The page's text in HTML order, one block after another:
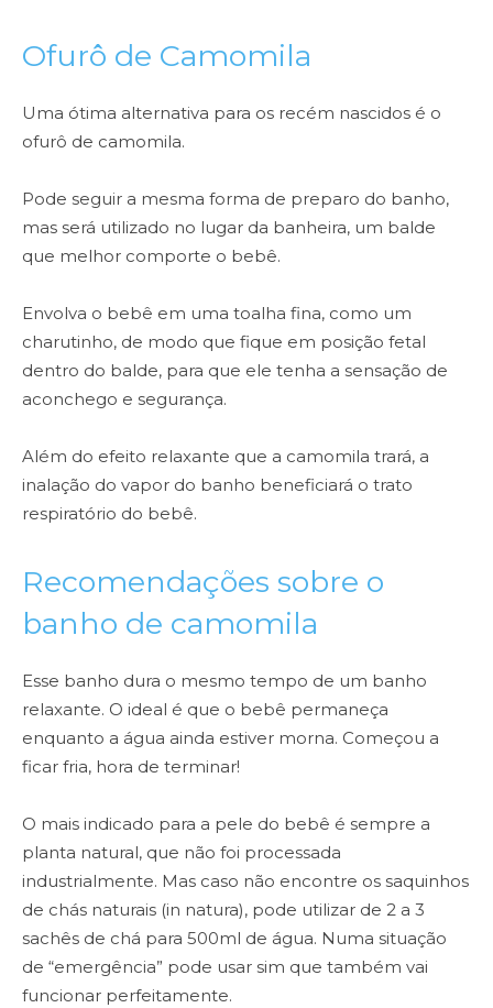
Ofurô de Camomila
Uma ótima alternativa para os recém nascidos é o
ofurô de camomila.
Pode seguir a mesma forma de preparo do banho,
mas será utilizado no lugar da banheira, um balde
que melhor comporte o bebê.
Envolva o bebê em uma toalha fina, como um
charutinho, de modo que fique em posição fetal
dentro do balde, para que ele tenha a sensação de
aconchego e segurança.
Além do efeito relaxante que a camomila trará, a
inalação do vapor do banho beneficiará o trato
respiratório do bebê.
Recomendações sobre o
banho de camomila
Esse banho dura o mesmo tempo de um banho
relaxante. O ideal é que o bebê permaneça
enquanto a água ainda estiver morna. Começou a
ficar fria, hora de terminar!
O mais indicado para a pele do bebê é sempre a
planta natural, que não foi processada
industrialmente. Mas caso não encontre os saquinhos
de chás naturais (in natura), pode utilizar de 2 a 3
sachês de chá para 500ml de água. Numa situação
de “emergência” pode usar sim que também vai
funcionar perfeitamente.